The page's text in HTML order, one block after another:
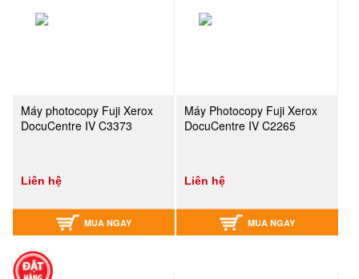
Máy photocopy Fuji Xerox
DocuCentre IV C3373
Liên hệ
MUA NGAY
Máy Photocopy Fuji Xerox
DocuCentre IV C2265
Liên hệ
MUA NGAY